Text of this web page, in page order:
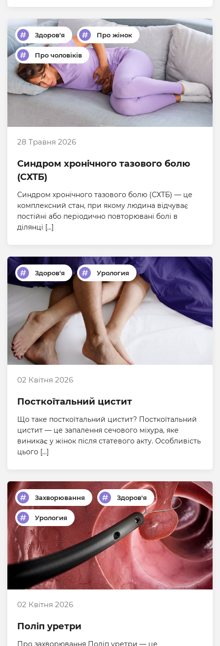
Здоров'я Про жінок
Про чоловіків
28 Травня 2026
Синдром хронічного тазового болю
(СХТБ)
Синдром хронічного тазового болю (СХТБ) — це
комплексний стан, при якому людина відчуває
постійні або періодично повторювані болі в
ділянці […]
Здоров'я Урология
02 Квітня 2026
Посткоїтальний цистит
Що таке посткоїтальний цистит? Посткоїтальний
цистит — це запалення сечового міхура, яке
виникає у жінок після статевого акту. Особливість
цього […]
Захворювання Здоров'я
Урология
02 Квітня 2026
Поліп уретри
Про захворювання Поліп уретри — це